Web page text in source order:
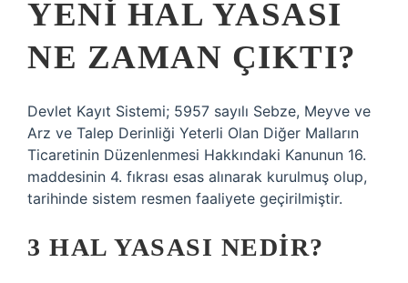
YENI HAL YASASI
NE ZAMAN ÇIKTI?
Devlet Kayıt Sistemi; 5957 sayılı Sebze, Meyve ve
Arz ve Talep Derinliği Yeterli Olan Diğer Malların
Ticaretinin Düzenlenmesi Hakkındaki Kanunun 16.
maddesinin 4. fıkrası esas alınarak kurulmuş olup,
tarihinde sistem resmen faaliyete geçirilmiştir.
3 HAL YASASI NEDIR?